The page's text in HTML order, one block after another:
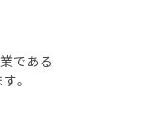
である
。